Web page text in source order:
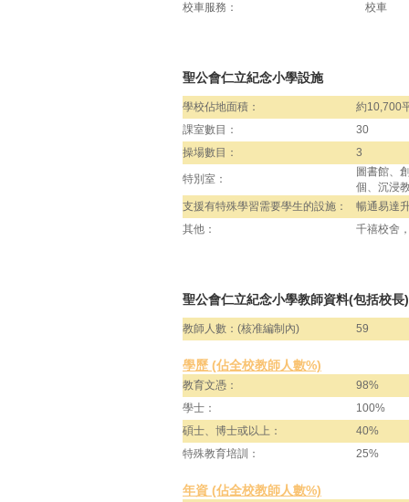
校車服務：
校車
聖公會仁立紀念小學設施
學校佔地面積：
約10,700
課室數目：
30
操場數目：
3
特別室：
圖書館、
個、沉浸
支援有特殊學習需要學生的設施：
暢通易達
其他：
千禧校舍
聖公會仁立紀念小學教師資料(包括校長)
教師人數：(核准編制內) 59
學歷 (佔全校教師人數%)
教育文憑：
98%
學士：
100%
碩士、博士或以上：
40%
特殊教育培訓：
25%
年資 (佔全校教師人數%)